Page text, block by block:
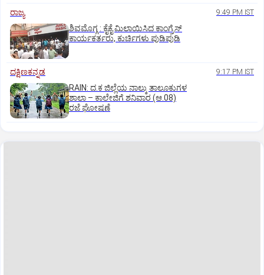
ರಾಜ್ಯ 9:49 PM IST
ಶಿವಮೊಗ್ಗ : ಕೈಕೈ ಮಿಲಾಯಿಸಿದ ಕಾಂಗ್ರೆಸ್
ಕಾರ್ಯಕರ್ತರು, ಕುರ್ಚಿಗಳು ಪುಡಿಪುಡಿ
ದಕ್ಷಿಣಕನ್ನಡ 9:17 PM IST
RAIN: ದ.ಕ ಜಿಲ್ಲೆಯ ನಾಲ್ಕು ತಾಲೂಕುಗಳ
ಶಾಲಾ – ಕಾಲೇಜಿಗೆ ಶನಿವಾರ (ಆ.08)
ರಜೆ ಘೋಷಣೆ